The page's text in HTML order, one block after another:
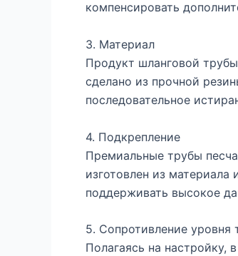
компенсировать
3. Материал
Продукт шланговой
сделано из прочной
последовательное
4. Подкрепление
Премиальные трубы
изготовлен из
поддерживать высокое
5. Сопротивление уровня
Полагаясь на настройку,